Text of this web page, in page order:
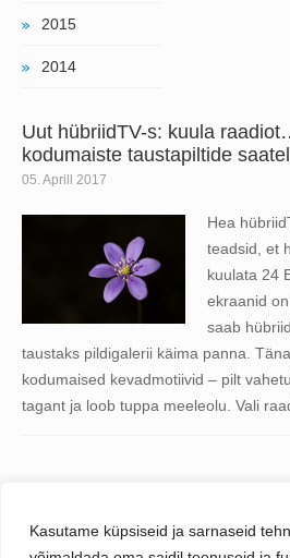
Kasutame küpsiseid ja sarnaseid
2015
2014
Uut hübriidTV-s: kuula
kodumaiste taustapiltide
05. Aprill 2017
Hea
teadsid, et
kuulata 24
ekraanid
saab
taustaks pildigalerii käima panna.
kodumaised kevadmotiivid – pilt
tagant ja loob tuppa meeleolu. Vali